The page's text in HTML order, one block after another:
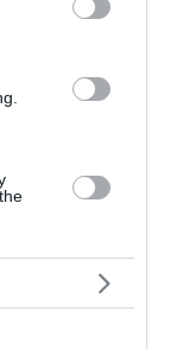
… - ως
κύριους
τις
Η σχετική
2) Μεξικό
Κολομβία 7)
(Global